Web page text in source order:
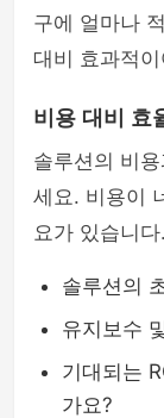
구에 얼마나
대비 효과적
비용 대비 효
솔루션의 비
세요. 비용이
요가 있습니다.
솔루션의
유지보수
기대되는
가요?